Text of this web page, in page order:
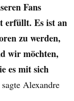
Fans
erfüllt. Es ist an
zu werden,
wir möchten,
es mit sich
Alexandre